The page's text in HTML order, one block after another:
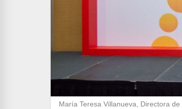
María Teresa Villanueva, Directora